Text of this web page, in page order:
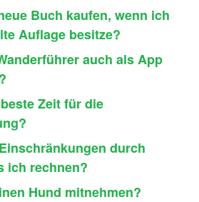
Buch kaufen, wenn ich
Auflage besitze?
auch als App
Zeit für die
durch
ich rechnen?
Hund mitnehmen?